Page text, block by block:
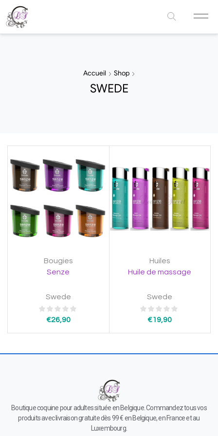
Accueil Shop
SWEDE
Bougies
Senze
Swede
€26,90
Huiles
Huile de massage
Swede
€19,90
Boutique coquine pour adultes située en Belgique. Commandez tous vos
produits avec livraison gratuite dès 99 € en Belgique, en France et au
Luxembourg.